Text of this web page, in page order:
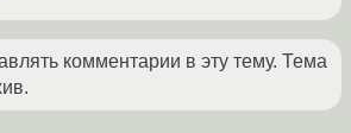
комментарии в эту тему. Тема